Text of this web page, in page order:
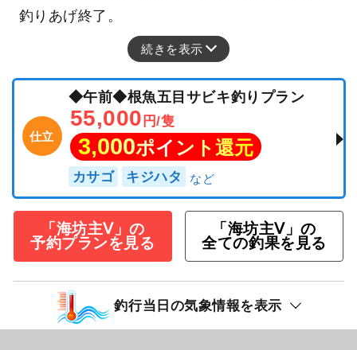
釣りあげ終了。
続きを表示
仕立
◆午前◆根魚五目サビキ釣りプラン
55,000 円/隻
3,000ポイント還元
カサゴ キジハタ
「海坊主Ⅴ」の
予約プランを見る
「海坊主Ⅴ」の
全ての釣果を見る
釣行当日の気象情報を表示